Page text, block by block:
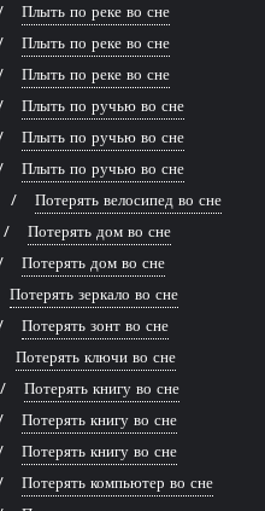
Плыть по реке во сне
Плыть по реке во сне
Плыть по реке во сне
Плыть по ручью во сне
Плыть по ручью во сне
Плыть по ручью во сне
Потерять велосипед во сне
Потерять дом во сне
Потерять дом во сне
Потерять зеркало во сне
Потерять зонт во сне
Потерять ключи во сне
Потерять книгу во сне
Потерять книгу во сне
Потерять книгу во сне
Потерять компьютер во сне